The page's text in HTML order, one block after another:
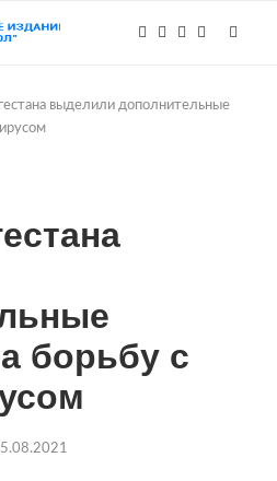
выделили дополнительные
борьбу с